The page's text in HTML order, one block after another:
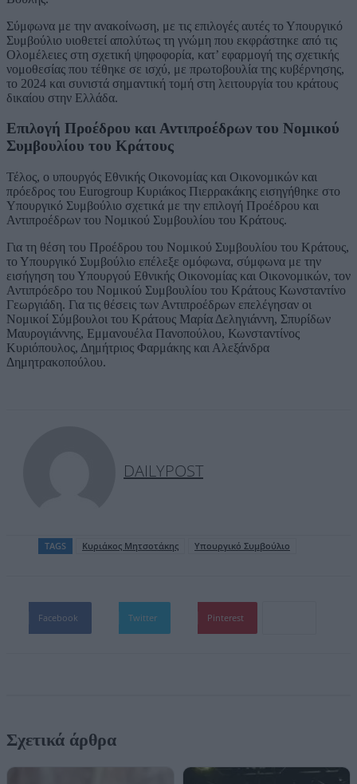
Σύμφωνα με την ανακοίνωση, με τις επιλογές αυτές το Υπουργικό
Συμβούλιο υιοθετεί απολύτως τη γνώμη που εκφράστηκε από τις
Ολομέλειες στη σχετική ψηφοφορία, κατ’ εφαρμογή της σχετικής
νομοθεσίας που τέθηκε σε ισχύ, με πρωτοβουλία της κυβέρνησης,
το 2024 και συνιστά σημαντική τομή στη λειτουργία του κράτους
δικαίου στην Ελλάδα.
Επιλογή Προέδρου και Αντιπροέδρων του Νομικού
Συμβουλίου του Κράτους
Τέλος, ο υπουργός Εθνικής Οικονομίας και Οικονομικών και
πρόεδρος του Eurogroup Κυριάκος Πιερρακάκης εισηγήθηκε στο
Υπουργικό Συμβούλιο σχετικά με την επιλογή Προέδρου και
Αντιπροέδρων του Νομικού Συμβουλίου του Κράτους.
Για τη θέση του Προέδρου του Νομικού Συμβουλίου του Κράτους,
το Υπουργικό Συμβούλιο επέλεξε ομόφωνα, σύμφωνα με την
εισήγηση του Υπουργού Εθνικής Οικονομίας και Οικονομικών, τον
Αντιπρόεδρο του Νομικού Συμβουλίου του Κράτους Κωνσταντίνο
Γεωργιάδη. Για τις θέσεις των Αντιπροέδρων επελέγησαν οι
Νομικοί Σύμβουλοι του Κράτους Μαρία Δεληγιάννη, Σπυρίδων
Μαυρογιάννης, Εμμανουέλα Πανοπούλου, Κωνσταντίνος
Κυριόπουλος, Δημήτριος Φαρμάκης και Αλεξάνδρα
Δημητρακοπούλου.
DAILYPOST
TAGS Κυριάκος Mητσοτάκης Υπουργικό Συμβούλιο
Facebook Twitter Pinterest
Σχετικά άρθρα